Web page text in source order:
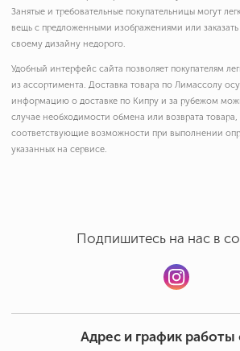
Занятые и требовательные покупательницы могут
вещь с предложенными изображениями или
своему дизайну недорого.
Удобный интерфейс сайта позволяет покупателям
из ассортимента. Доставка товара по Лимассолу
информацию о доставке по Кипру и за рубежом
случае необходимости обмена или возврата товара,
соответствующие возможности при выполнении
указанных на сервисе.
Подпишитесь на нас в
Адрес и график работы